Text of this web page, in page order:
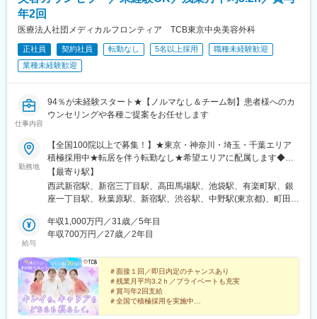
年2回
医療法人社団メディカルフロンティア TCB東京中央美容外科
正社員 契約社員 転勤なし 5名以上採用
職種未経験歓迎
業種未経験歓迎
仕事内容
94％が未経験スタート★【ノルマなし＆チーム制】患者様へのカ
ウンセリングや各種ご提案をお任せします
勤務地
【全国100院以上で募集！】★東京・神奈川・埼玉・千葉エリア
積極採用中★転居を伴う転勤なし★希望エリアに配属します◆ク
リニック一覧＜全国100院以上展開＞【北海道・東北】旭川駅前
院、青森院、盛岡院、秋田院、山形院、仙台駅前院、福島院、郡
山院 など【関東】新宿東口院、池袋駅前院、品川院、秋葉原
横浜院、大宮東口院、水戸院、つくば院、宇都宮院、高崎院、前
橋院 など【中部】名古屋駅前院 、名古屋栄院、金山院、岐阜
院、長野院、松本院、山梨甲府駅前院 など【近畿】梅田大阪駅
前院、大阪阪急梅田駅前院、枚方院、天王寺院、堺院、なんば
院、心斎橋院、京都駅前院、奈良院、和歌山院、四日市院 など
【中四国】広島院、福山院、松山院、高松院、高知院、徳島院、
松江院、周南徳山駅ビル院 など【九州・沖縄】小倉院、佐賀
【最寄り駅】
西武新宿駅、新宿三丁目駅、高田馬場駅、池袋駅、有楽町駅、銀
座一丁目駅、秋葉原駅、新宿駅、渋谷駅、中野駅(東京都)、町田
浜駅、横浜駅、川崎駅、藤沢駅、本厚木駅、大宮駅(埼玉県)、川口
駅、川越駅、南越谷駅、宇都宮駅、水戸駅、つくば駅、千葉駅、
駅、さっぽろ駅、あおば通駅、福島駅(福島県)、郡山駅(福島県)、
青森駅、盛岡駅、山形駅、秋田駅、矢場町駅、近鉄名古屋駅、金
山駅(愛知県)、豊田市駅、駅前大通駅、名鉄岐阜駅、静岡駅、新浜
松駅、三島広小路駅、長野駅、松本駅、北鉄金沢駅、新潟駅、近
鉄四日市駅、電鉄富山駅、福井駅、甲府駅、東梅田駅、大阪難波
給与
年収1,000万円／31歳／5年目
年収700万円／27歳／2年目
＃面接１回／即日内定のチャンスあり
＃残業月平均3.2ｈ／プライベートも充実
＃賞与年2回支給
＃全国で積極採用を実施中